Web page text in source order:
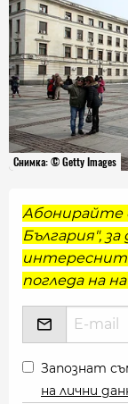
Снимка: © Getty Images
Абонирайте
България",
погледа на
Запознат
на лични